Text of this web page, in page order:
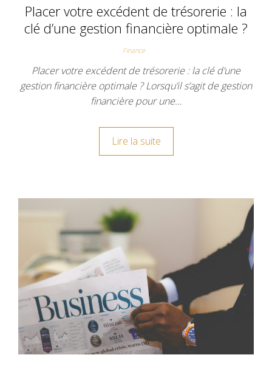
Placer votre excédent de trésorerie : la
clé d’une gestion financière optimale ?
Finance
Placer votre excédent de trésorerie : la clé d’une
gestion financière optimale ? Lorsqu’il s’agit de gestion
financière pour une…
Lire la suite